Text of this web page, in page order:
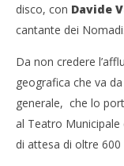
disco, con Davide
cantante dei
Da non credere
geografica che va
generale, che lo
al Teatro Municipale
di attesa di oltre